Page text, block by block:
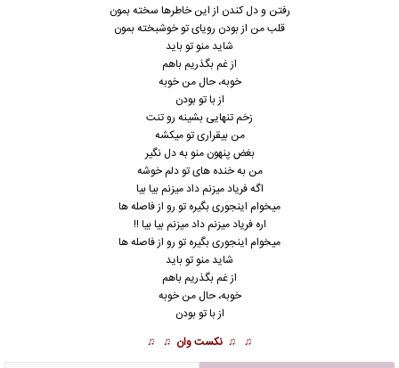
رفتن و دل کندن از این خاطرها سخته بمون
قلب من از بودن رویای تو خوشبخته بمون
شاید منو تو باید
از غم بگذریم باهم
خوبه، حال من خوبه
از با تو بودن
زخم تنهایی بشینه رو تنت
من بیقراری تو میکشه
بغض پنهون منو به دل نگیر
من به خنده های تو دلم خوشه
اگه فریاد میزنم داد میزنم بیا بیا
میخوام اینجوری بگیره تو رو از فاصله ها
اره فریاد میزنم داد میزنم بیا بیا !!
میخوام اینجوری بگیره تو رو از فاصله ها
شاید منو تو باید
از غم بگذریم باهم
خوبه، حال من خوبه
از با تو بودن
♫ ♫ نکست وان ♫ ♫